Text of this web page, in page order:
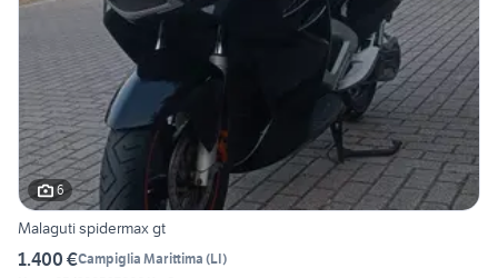
6
Malaguti spidermax gt
1.400 €Campiglia Marittima (LI)